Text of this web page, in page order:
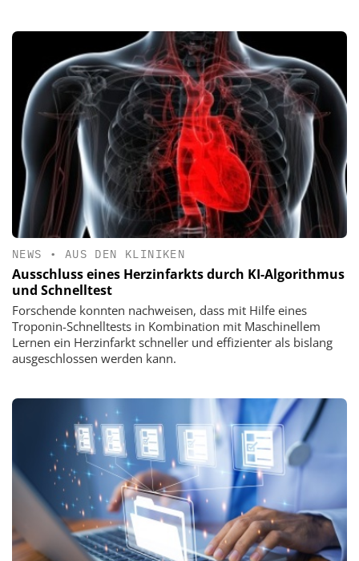
NEWS • AUS DEN KLINIKEN
Ausschluss eines Herzinfarkts durch KI-Algorithmus
und Schnelltest
Forschende konnten nachweisen, dass mit Hilfe eines
Troponin-Schnelltests in Kombination mit Maschinellem
Lernen ein Herzinfarkt schneller und effizienter als bislang
ausgeschlossen werden kann.